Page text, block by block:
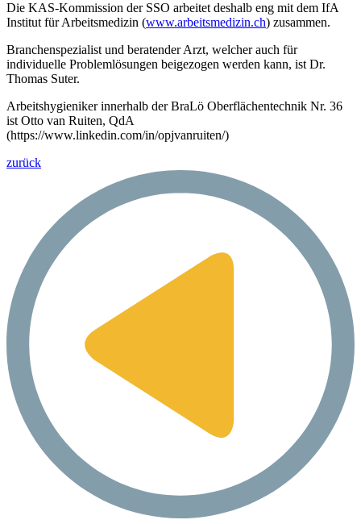
Die KAS-Kommission der SSO arbeitet deshalb eng mit dem IfA
Institut für Arbeitsmedizin (www.arbeitsmedizin.ch) zusammen.
Branchenspezialist und beratender Arzt, welcher auch für
individuelle Problemlösungen beigezogen werden kann, ist Dr.
Thomas Suter.
Arbeitshygieniker innerhalb der BraLö Oberflächentechnik Nr. 36
ist Otto van Ruiten, QdA
(https://www.linkedin.com/in/opjvanruiten/)
zurück